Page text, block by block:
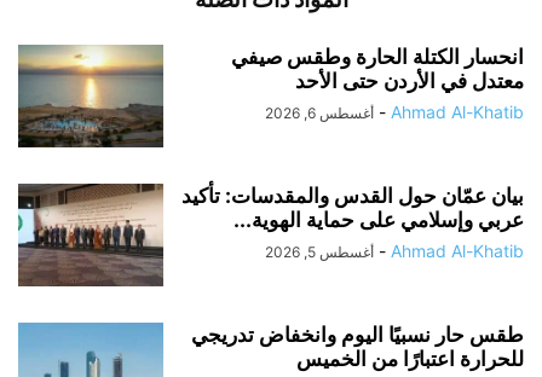
انحسار الكتلة الحارة وطقس صيفي
معتدل في الأردن حتى الأحد
Ahmad Al-Khatib
- أغسطس 6, 2026
بيان عمّان حول القدس والمقدسات: تأكيد
عربي وإسلامي على حماية الهوية...
Ahmad Al-Khatib
- أغسطس 5, 2026
طقس حار نسبيًا اليوم وانخفاض تدريجي
للحرارة اعتبارًا من الخميس